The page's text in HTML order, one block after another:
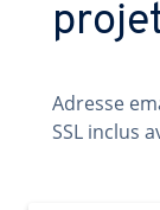
Adresse
SSL inclus